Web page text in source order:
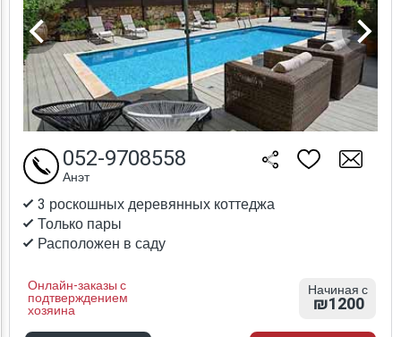
3 роскошных деревянных коттеджа
Только пары
Расположен в саду
Онлайн-заказы с
подтверждением
хозяина
052-9708558
Анэт
Начиная с
₪1200